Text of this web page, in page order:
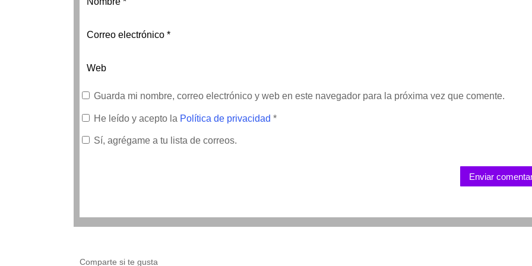
Guarda mi nombre, correo electrónico y web en este navegador para la próxima vez que comente.
He leído y acepto la Política de privacidad*
Sí, agrégame a tu lista de correos.
Enviar
Comparte si te gusta